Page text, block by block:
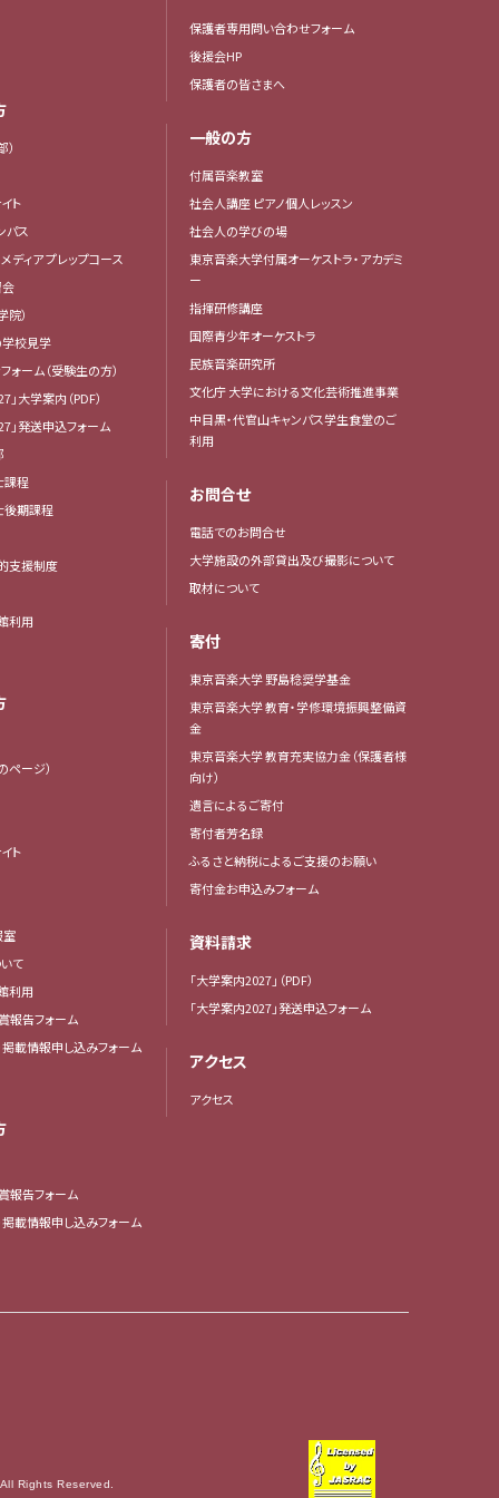
ト
パス
ディア プレップコース
院）
校見学
ォーム（受験生の方）
」大学案内（PDF）
」発送申込フォーム
課程
後期課程
支援制度
利用
ページ）
ト
室
て
利用
報告フォーム
掲載情報申し込みフォーム
報告フォーム
掲載情報申し込みフォーム
保護者専用問い合わせフォーム
後援会HP
保護者の皆さまへ
一般の方
付属音楽教室
社会人講座 ピアノ個人レッスン
社会人の学びの場
東京音楽大学付属オーケストラ・アカデミ
ー
指揮研修講座
国際青少年オーケストラ
民族音楽研究所
文化庁 大学における文化芸術推進事業
中目黒・代官山キャンパス学生食堂のご
利用
お問合せ
電話でのお問合せ
大学施設の外部貸出及び撮影について
取材について
寄付
東京音楽大学 野島稔奨学基金
東京音楽大学 教育・学修環境振興整備資
金
東京音楽大学 教育充実協力金（保護者様
向け）
遺言によるご寄付
寄付者芳名録
ふるさと納税によるご支援のお願い
寄付金お申込みフォーム
資料請求
「大学案内2027」（PDF）
「大学案内2027」発送申込フォーム
アクセス
アクセス
All Rights Reserved.